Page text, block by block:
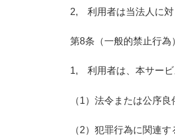
2, 利用者は当法人に対
第8条（一般的禁止行為
1, 利用者は、本サービ
（1）法令または公序
（2）犯罪行為に関連す